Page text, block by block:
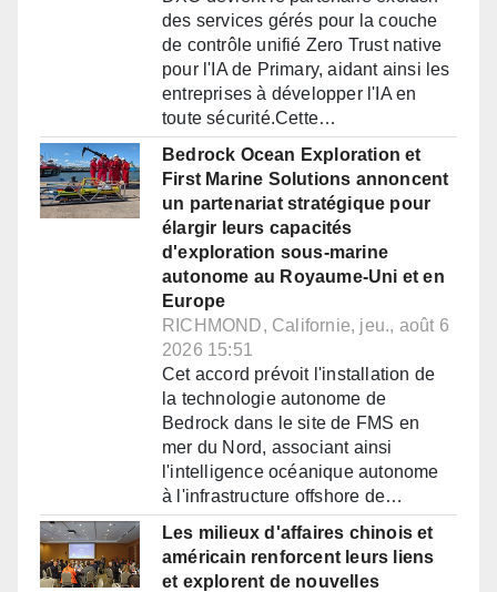
des services gérés pour la couche
de contrôle unifié Zero Trust native
pour l'IA de Primary, aidant ainsi les
entreprises à développer l'IA en
toute sécurité.Cette…
Bedrock Ocean Exploration et
First Marine Solutions annoncent
un partenariat stratégique pour
élargir leurs capacités
d'exploration sous-marine
autonome au Royaume-Uni et en
Europe
RICHMOND, Californie, jeu., août 6
2026 15:51
Cet accord prévoit l'installation de
la technologie autonome de
Bedrock dans le site de FMS en
mer du Nord, associant ainsi
l'intelligence océanique autonome
à l'infrastructure offshore de…
Les milieux d'affaires chinois et
américain renforcent leurs liens
et explorent de nouvelles